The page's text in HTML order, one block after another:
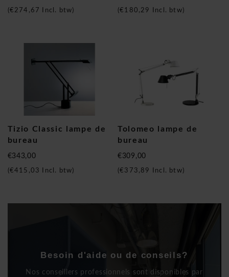
€274,67 Incl. btw) (€180,29 Incl. btw)
Tizio Classic lampe de
bureau
€343,00
(€415,03 Incl. btw)
Tolomeo lampe de
bureau
€309,00
(€373,89 Incl. btw)
Besoin d'aide ou de conseils?
Nos conseillers professionnels sont disponibles par